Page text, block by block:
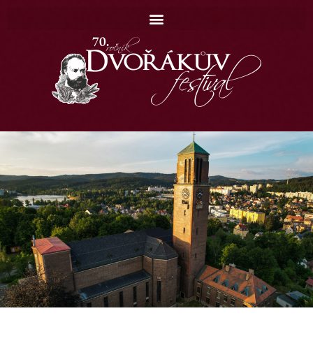
Domů
Koncerty
Katalog
Kontakt